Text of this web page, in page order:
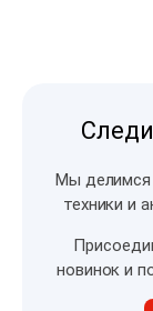
Мы делимся
техники и
новинок и